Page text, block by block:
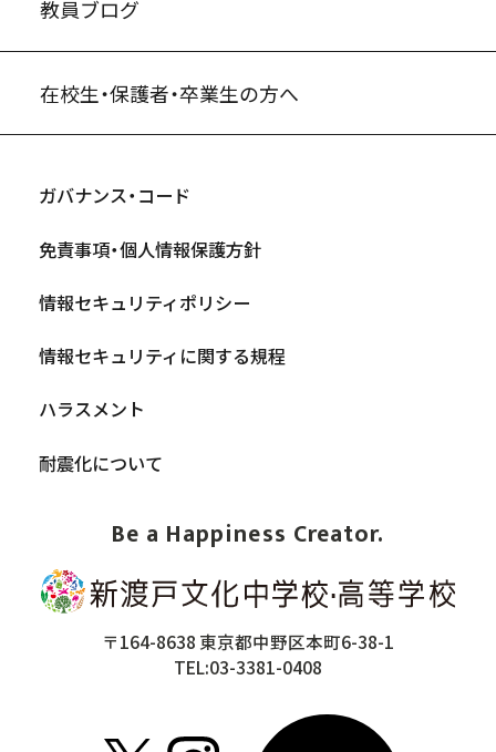
Be a Happiness Creator.
〒164-8638 東京都中野区本町6-38-1
TEL:03-3381-0408
教員ブログ
在校生・保護者・卒業生の方へ
ガバナンス・コード
免責事項・個人情報保護方針
情報セキュリティポリシー
情報セキュリティに関する規程
ハラスメント
耐震化について